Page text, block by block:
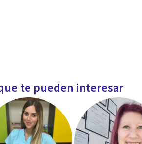
te pueden interesar